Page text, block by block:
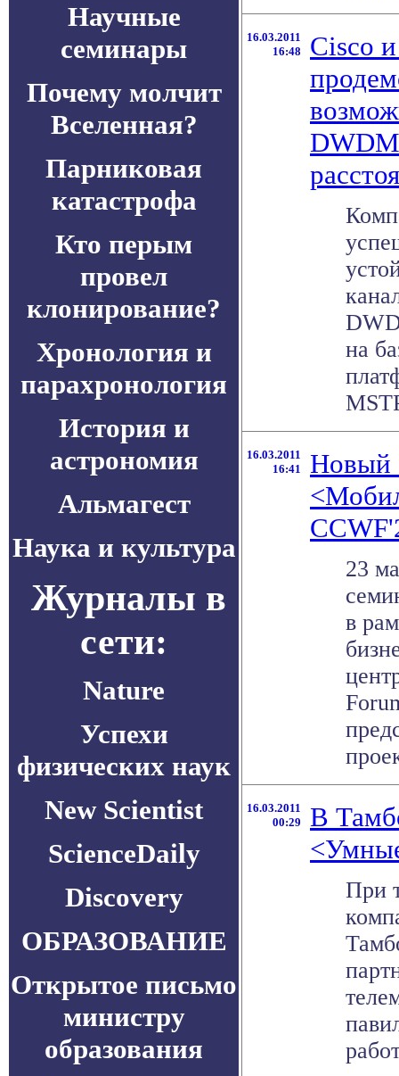
Научные
семинары
Почему молчит
Вселенная?
Парниковая
катастрофа
Кто перым
провел
клонирование?
Хронология и
парахронология
История и
астрономия
Альмагест
Наука и культура
Журналы в
сети:
Nature
Успехи
физических наук
New Scientist
ScienceDaily
Discovery
ОБРАЗОВАНИЕ
Открытое письмо
министру
образования
16.03.2011
16:48
Cisco
на
16.03.2011
16:41
Новый
23
в
16.03.2011
00:29
В
При